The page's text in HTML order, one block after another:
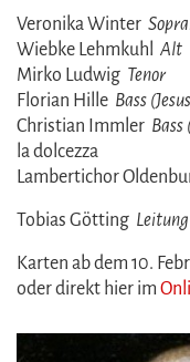
Veronika Winter
Wiebke Lehmkuhl Alt
Mirko Ludwig Tenor
Florian Hille Bass
Christian Immler
la dolcezza
Lambertichor
Tobias Götting Leitung
Karten ab dem 10.
oder direkt hier im